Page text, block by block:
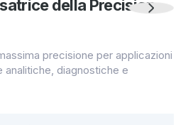
della Precision
precisione per applicazioni
analitiche, diagnostiche e